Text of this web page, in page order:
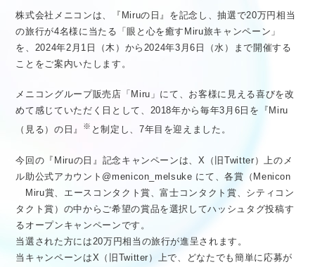
株式会社メニコンは、『Miruの日』を記念し、抽選で20万円相当
の旅行が4名様に当たる「眼と心を癒すMiru旅キャンペーン」
を、2024年2月1日（木）から2024年3月6日（水）まで開催する
ことをご案内いたします。
メニコングループ販売店「Miru」にて、お客様に見える喜びを改
めて感じていただく日として、2018年から毎年3月6日を『Miru
（見る）の日』
※ と制定し、7年目を迎えました。
今回の『Miruの日』記念キャンペーンは、X（旧Twitter）上のメ
ル助公式アカウント@menicon_melsuke にて、各賞（Menicon
Miru賞、エースコンタクト賞、富士コンタクト賞、シティコン
タクト賞）の中からご希望の賞品を選択してハッシュタグ投稿す
るオープンキャンペーンです。
当選された方には20万円相当の旅行が進呈されます。
当キャンペーンはX（旧Twitter）上で、どなたでも簡単に応募が